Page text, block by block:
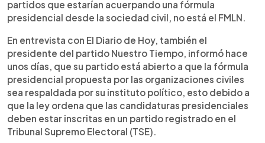
partidos que estarían acuerpando una fórmula
presidencial desde la sociedad civil, no está el FMLN.
En entrevista con El Diario de Hoy, también el
presidente del partido Nuestro Tiempo, informó hace
unos días, que su partido está abierto a que la fórmula
presidencial propuesta por las organizaciones civiles
sea respaldada por su instituto político, esto debido a
que la ley ordena que las candidaturas presidenciales
deben estar inscritas en un partido registrado en el
Tribunal Supremo Electoral (TSE).